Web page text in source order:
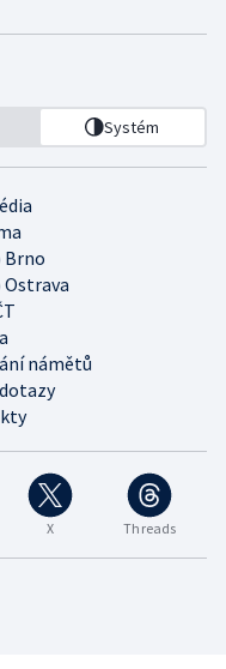
Systém
Brno
námětů
X Threads